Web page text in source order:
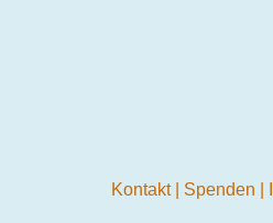
Kontakt Spenden